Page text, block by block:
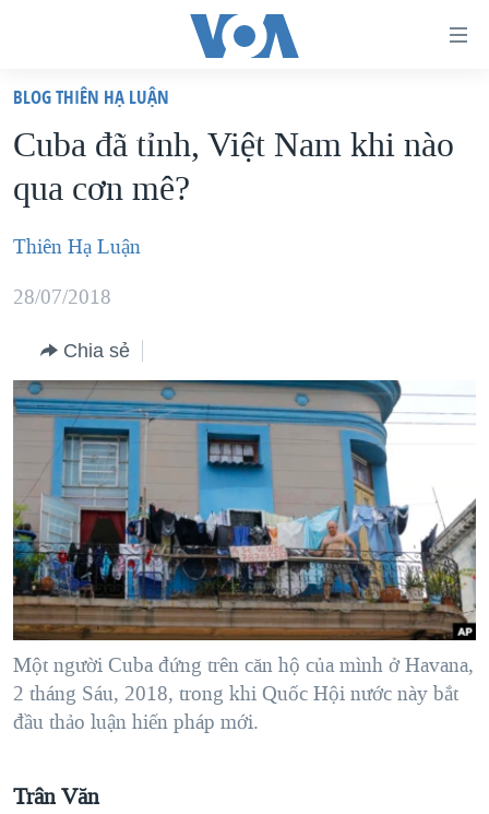
truy
cập
Tới
dung
chính
hướng
chính
"Tìm"
VIỆT NAM
HOA KỲ
BIỂN ĐÔNG
DIỄN ĐÀN
MỤC
TỰ DO BÁO CHÍ
VẠCH TRẦN TIN GIẢ
NGƯỜI VIỆT HẢI NGOẠI
ĐỜI SỐNG
KINH TẾ
KHOA HỌC
SỨC KHOẺ
VĂN HOÁ
GIÁO DỤC
CHUYÊN ĐỀ
CHIẾN TRANH THƯƠNG MẠI CỦA MỸ: QUÁ KHỨ VÀ HIỆN
TẠI
HÀNH TRÌNH BẦU CỬ 2024
MỘT NĂM CHIẾN TRANH TẠI DẢI GAZA
GIẢI MÃ VÀNH ĐAI & CON ĐƯỜNG
TRỊNH VĨNH BÌNH - NGƯỜI HẠ 'BÊN THẮNG CUỘC'
GROUND ZERO – XƯA VÀ NAY
CÁC GIÁ TRỊ CỘNG HÒA Ở VIỆT NAM
HỌC TIẾNG ANH
VIDEO
NGHE
MẠNG XÃ HỘI
Ngôn ngữ khác
BLOG THIÊN HẠ LUẬN
Cuba đã tỉnh, Việt Nam khi nào
qua cơn mê?
Thiên Hạ Luận
28/07/2018
Chia sẻ
Một người Cuba đứng trên căn hộ của mình ở Havana,
2 tháng Sáu, 2018, trong khi Quốc Hội nước này bắt
đầu thảo luận hiến pháp mới.
Trân Văn